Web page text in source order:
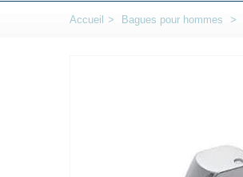
Accueil > Bagues pour hommes >